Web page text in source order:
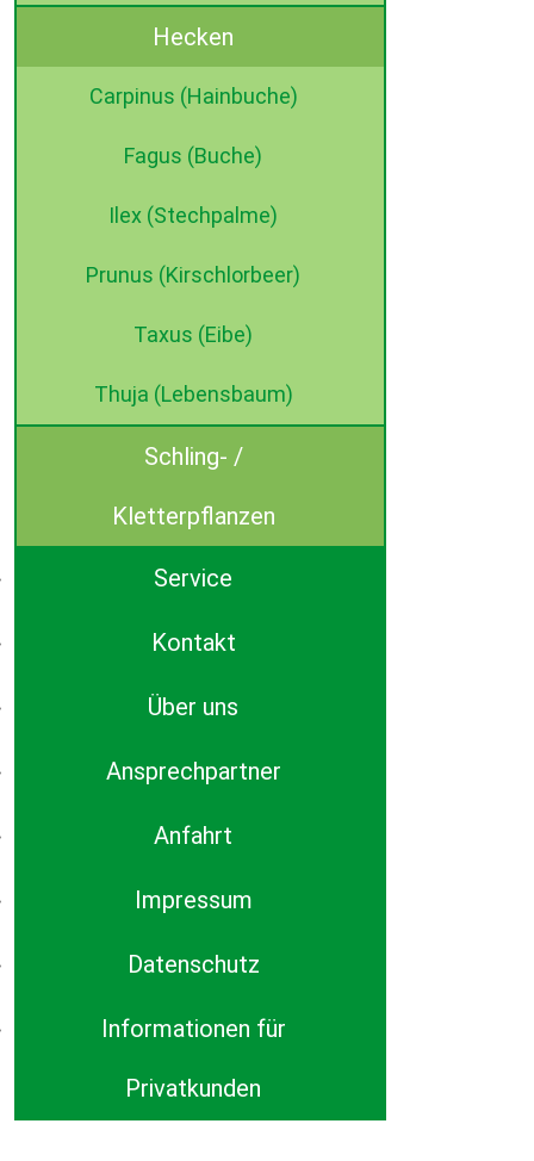
Hecken
Carpinus (Hainbuche)
Fagus (Buche)
Ilex (Stechpalme)
Prunus (Kirschlorbeer)
Taxus (Eibe)
Thuja (Lebensbaum)
Schling- /
Kletterpflanzen
Service
Kontakt
Über uns
Ansprechpartner
Anfahrt
Impressum
Datenschutz
Informationen für
Privatkunden